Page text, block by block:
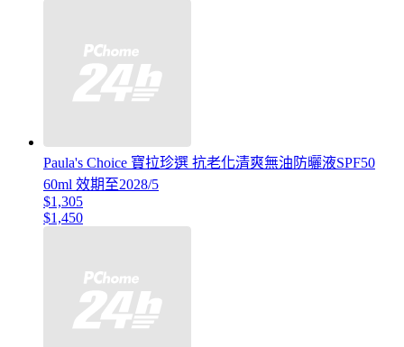
Paula's Choice 寶拉珍選 抗老化清爽無油防曬液SPF50
60ml 效期至2028/5
$1,305
$1,450